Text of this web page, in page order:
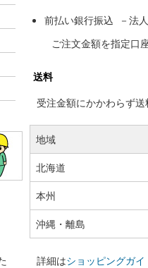
前払い銀行振込 －法
ご注文金額を指定口
送料
受注金額にかかわらず
地域
北海道
本州
沖縄・離島
詳細はショッピングガイ